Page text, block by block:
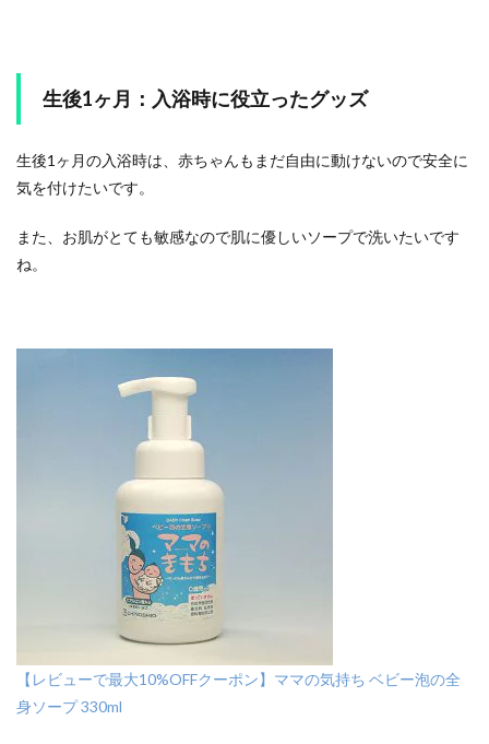
生後1ヶ月：入浴時に役立ったグッズ
生後1ヶ月の入浴時は、赤ちゃんもまだ自由に動けないので安全に
気を付けたいです。
また、お肌がとても敏感なので肌に優しいソープで洗いたいです
ね。
【レビューで最大10%OFFクーポン】ママの気持ち ベビー泡の全
身ソープ 330ml